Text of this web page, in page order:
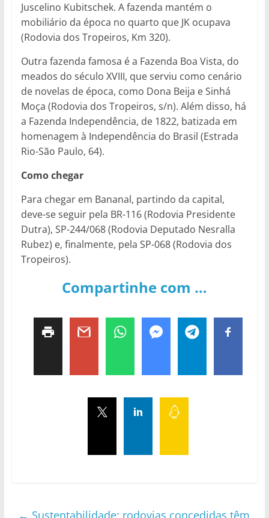
Juscelino Kubitschek. A fazenda mantém o
mobiliário da época no quarto que JK ocupava
(Rodovia dos Tropeiros, Km 320).
Outra fazenda famosa é a Fazenda Boa Vista, do
meados do século XVIII, que serviu como cenário
de novelas de época, como Dona Beija e Sinhá
Moça (Rodovia dos Tropeiros, s/n). Além disso, há
a Fazenda Independência, de 1822, batizada em
homenagem à Independência do Brasil (Estrada
Rio-São Paulo, 64).
Como chegar
Para chegar em Bananal, partindo da capital,
deve-se seguir pela BR-116 (Rodovia Presidente
Dutra), SP-244/068 (Rodovia Deputado Nesralla
Rubez) e, finalmente, pela SP-068 (Rodovia dos
Tropeiros).
Compartinhe com …